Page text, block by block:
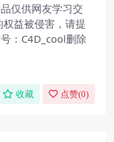
仅供网友学习交
益被侵害，请提
：C4D_cool删除
收藏 点赞(0)